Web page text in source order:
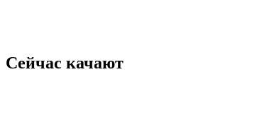
Сейчас качают